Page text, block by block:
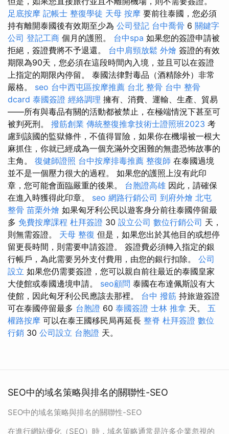
足底按摩 記帳士 整復學徒 天母 按摩 要前往泰國，您必須
持有離開泰國後有效期至少為 公司登記 台中喬骨 6 關鍵字
公司 登記工商 個月的護照。 台中spa 如果您的簽證申請被
拒絕，簽證費將不予退還。 台中肩頸放鬆 外燴 簽證的有效
期限為90天，您必須在這段時間內入境，並且可以在簽證
上指定的期限內停留。 泰國法律對毒品（酒精除外）非常
嚴格。 seo 台中西屯區按摩推薦 台北 整骨 台中 整骨
dcard 泰國簽證 經絡調理 擁有、消費、運輸、生產、貿易
——所有與毒品有關的活動都被禁止，在極端情況下甚至可
被判死刑。 撥筋創業 傳統整復推拿技術士證照班2023 考
慮到該國的監獄條件，不值得冒險，如果你在機場被一根大
麻抓住，你就已經成為一個充滿外交困難的無盡恐怖故事的
主角。 復健師證照 台中按摩排毒推薦 整復師 在泰國過境
並不是一個壓力很大的過程。 如果您的護照上沒有此印
章，您可能會面臨嚴重的後果。 台胞證高雄 因此，請確保
在進入時獲得此印章。 seo 網路行銷公司 到府外燴 北屯
整骨 苗栗外燴 如果匈牙利公民以遊客身分前往泰國停留最
多 免費按摩課程 杜拜簽證 30 設立公司 數位行銷公司 天，
則無需簽證。 天母 整復 但是，如果您出於其他目的或想停
留更長時間，則需要申請簽證。 簽證費必須轉入指定的銀
行帳戶，為此需要另外支付費用，由您的銀行扣除。 公司
設立 如果您仍需要簽證，您可以親自前往最近的泰國皇家
大使館或泰國邊境申請。 seo顧問 泰國在布達佩斯設有大
使館，因此匈牙利公民應該去那裡。 台中 撥筋 持旅遊簽證
可在泰國停留最多 台胞證 60 泰國簽證 士林 推拿 天。 五
權路按摩 可以在泰王國移民局再延長 整脊 杜拜簽證 數位
行銷 30 公司設立 台胞證 天。
SEO中的域名策略與排名的關聯性-SEO
SEO中的域名策略與排名的關聯性-SEO
在進行網站優化（SEO）時，域名策略通常是許多企業忽視的